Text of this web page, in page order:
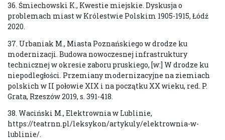
36. Śmiechowski K., Kwestie miejskie. Dyskusja o
problemach miast w Królestwie Polskim 1905-1915, Łódź
2020.
37. Urbaniak M., Miasta Poznańskiego w drodze ku
modernizacji. Budowa nowoczesnej infrastruktury
technicznej w okresie zaboru pruskiego, [w:] W drodze ku
niepodległości. Przemiany modernizacyjne na ziemiach
polskich w II połowie XIX i na początku XX wieku, red. P.
Grata, Rzeszów 2019, s. 391-418.
38. Waciński M., Elektrownia w Lublinie,
https://teatrnn.pl/leksykon/artykuly/elektrownia-w-
lublinie/.